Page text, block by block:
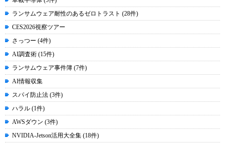
ランサムウェア耐性のあるゼロトラスト (28件)
CES2026視察ツアー
さっつー (4件)
AI調査術 (15件)
ランサムウェア事件簿 (7件)
AI情報収集
スパイ防止法 (3件)
ハラル (1件)
AWSダウン (3件)
NVIDIA-Jetson活用大全集 (18件)